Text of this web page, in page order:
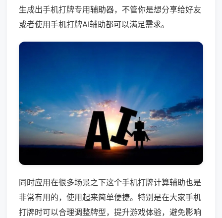
生成出手机打牌专用辅助器，不管你是想分享给好友
或者使用手机打牌AI辅助都可以满足需求。
同时应用在很多场景之下这个手机打牌计算辅助也是
非常有用的，使用起来简单便捷。特别是在大家手机
打牌时可以合理调整牌型，提升游戏体验，避免影响